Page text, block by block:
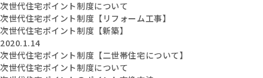
次世代住宅ポイント制度について
次世代住宅ポイント制度【リフォーム工事】
次世代住宅ポイント制度【新築】
2020.1.14
次世代住宅ポイント制度【二世帯住宅について】
次世代住宅ポイント制度について